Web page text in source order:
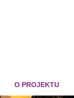
O PROJEKTU